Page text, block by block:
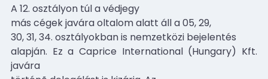
A 12. osztályon túl a védjegy
más cégek javára oltalom alatt áll a 05, 29,
30, 31, 34. osztályokban is nemzetközi bejelentés
alapján. Ez a Caprice International (Hungary) Kft.
javára